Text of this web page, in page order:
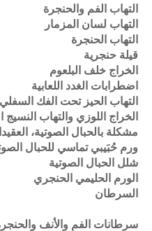
التهاب الفم والحنجرة
التهاب لسان المزمار
التهاب الحنجرة
قيلة حنجرية
الخراج خلف البلعوم
اضطرابات الغدد اللعابية
التهاب الحيز تحت الفك السفلي
الخراج اللوزي والتهاب النسيج
مشكلة بالحبال الصوتية،
ورم حُبَيبي تماسي للحبال
شلل الحبال الصوتية
الورم الحليمي الحنجري
السرطان
سرطانات الفم والأنف